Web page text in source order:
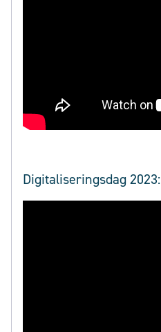
Digitaliseringsdag 2023: